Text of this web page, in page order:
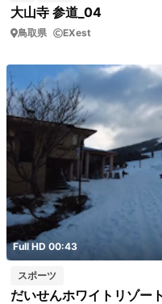
大山寺 参道_04
鳥取県 EXest
Full HD 00:43
スポーツ
だいせんホワイトリゾ